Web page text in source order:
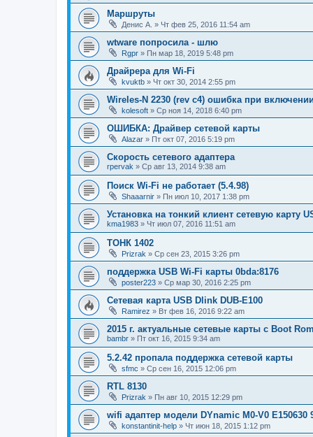
Маршруты
Денис А. » Чт фев 25, 2016 11:54 am
wtware попросила - шлю
Rgpr » Пн мар 18, 2019 5:48 pm
Драйрера для Wi-Fi
kvuktb » Чт окт 30, 2014 2:55 pm
Wireles-N 2230 (rev c4) ошибка при
kolesoft » Ср ноя 14, 2018 6:40 pm
ОШИБКА: Драйвер сетевой карты
Alazar » Пт окт 07, 2016 5:19 pm
Скорость сетевого адаптера
rpervak » Ср авг 13, 2014 9:38 am
Поиск Wi-Fi не работает (5.4.98)
Shaaarnir » Пн июл 10, 2017 1:38 pm
Установка на тонкий клиент сетевую карту
kma1983 » Чт июл 07, 2016 11:51 am
ТОНК 1402
Prizrak » Ср сен 23, 2015 3:26 pm
поддержка USB Wi-Fi карты 0bda:8176
poster223 » Ср мар 30, 2016 2:25 pm
Сетевая карта USB Dlink DUB-E100
Ramirez » Вт фев 16, 2016 9:22 am
2015 г. актуальные сетевые карты с Boot
bambr » Пт окт 16, 2015 9:34 am
5.2.42 пропала поддержка сетевой карты
sfmc » Ср сен 16, 2015 12:06 pm
RTL 8130
Prizrak » Пн авг 10, 2015 12:29 pm
wifi адаптер модели DYnamic M0-V0 E150630
konstantinit-help » Чт июн 18, 2015 1:12 pm